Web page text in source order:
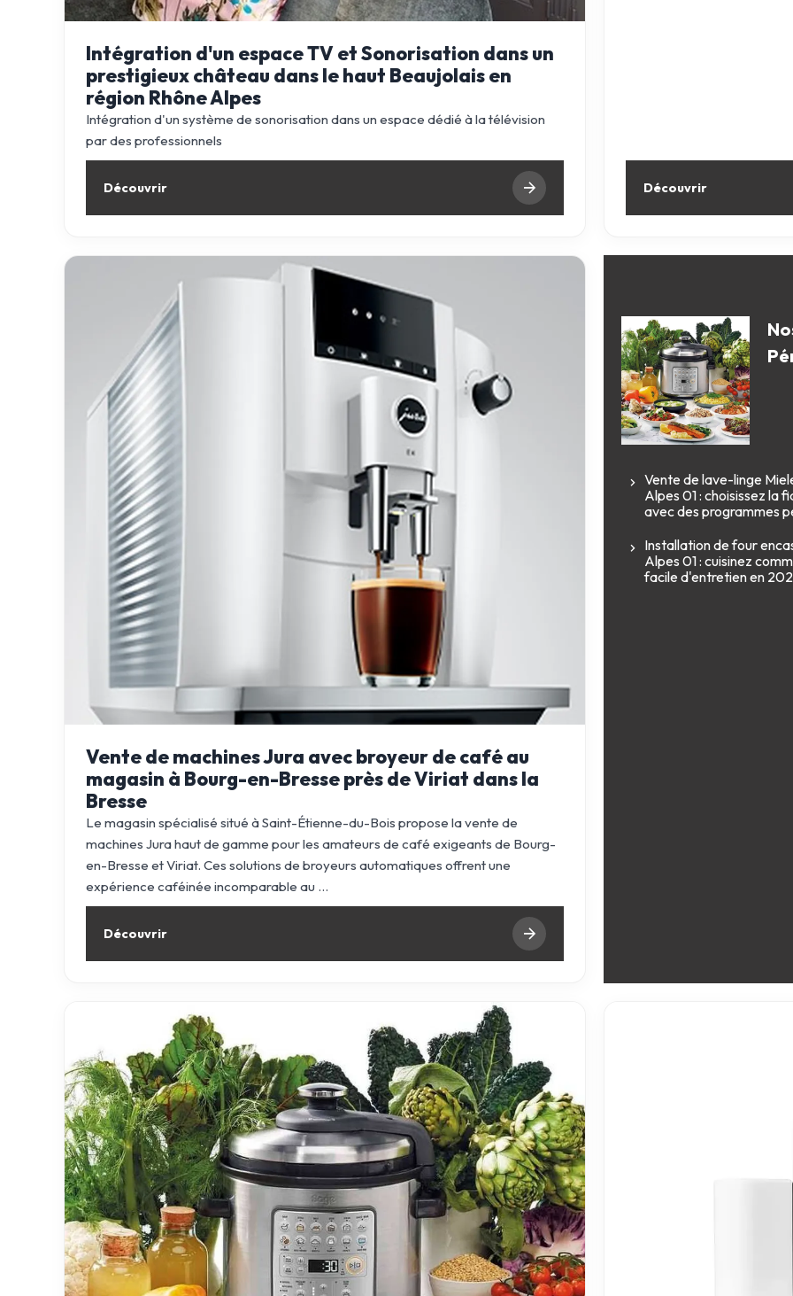
Intégration d'un espace TV et Sonorisation dans un
prestigieux château dans le haut Beaujolais en
région Rhône Alpes
Intégration d'un système de sonorisation dans un espace dédié à la télévision
par des professionnels
Découvrir Découvrir
Vente de machines Jura avec broyeur de café au
magasin à Bourg-en-Bresse près de Viriat dans la
Bresse
Le magasin spécialisé situé à Saint-Étienne-du-Bois propose la vente de
machines Jura haut de gamme pour les amateurs de café exigeants de Bourg-
en-Bresse et Viriat. Ces solutions de broyeurs automatiques offrent une
expérience caféinée incomparable au ...
Découvrir
Vente de lave-linge
Alpes 01 : choisissez la
avec des programmes
Installation de four
Alpes 01 : cuisinez
facile d'entretien en